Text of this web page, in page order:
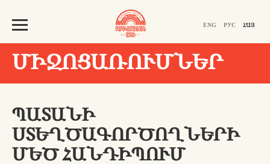
ENG РУС ՀԱՅ
ՄԻՋՈՑԱՌՈՒՄՆԵՐ
ՊԱՏԱՆԻ
ՍՏԵՂԾԱԳՈՐԾՈՂՆԵՐԻ
ՄԵԾ ՀԱՆԴԻՊՈՒՄ